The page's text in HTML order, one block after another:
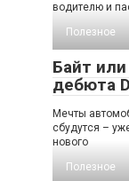
водителю и
Полезное
Байт
дебюта
Мечты
сбудутся –
нового
Полезное